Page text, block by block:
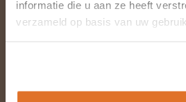
informatie die u aan ze heeft
verzameld op basis van uw